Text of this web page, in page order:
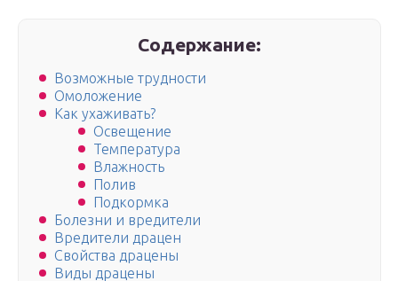
Содержание:
Возможные трудности
Омоложение
Как ухаживать?
Освещение
Температура
Влажность
Полив
Подкормка
Болезни и вредители
Вредители драцен
Свойства драцены
Виды драцены